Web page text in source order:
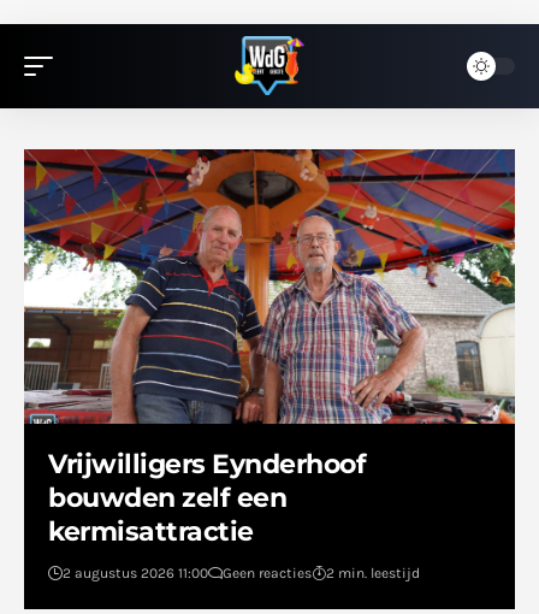
Vrijwilligers Eynderhoof
bouwden zelf een
kermisattractie
2 augustus 2026 11:00 Geen reacties 2 min. leestijd